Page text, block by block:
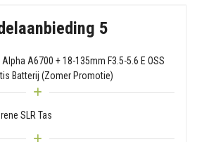
5
A6700 + 18-135mm F3.5-5.6 E OSS
Batterij (Zomer Promotie)
SLR Tas